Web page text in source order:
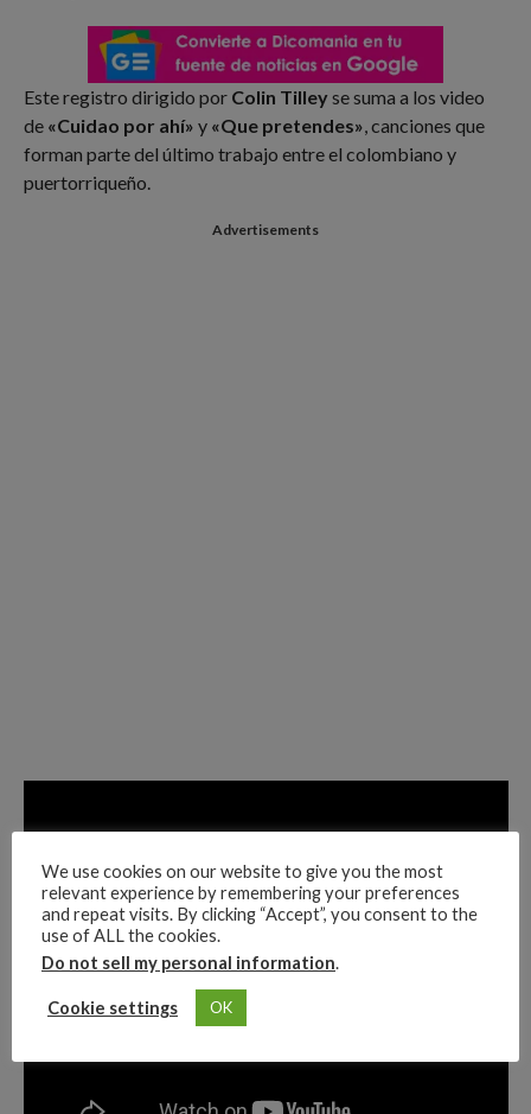
Este registro dirigido por Colin Tilleyse suma a los video
de «Cuidao por ahí» y «Que pretendes», canciones que
forman parte del último trabajo entre el colombiano y
puertorriqueño.
Advertisements
We use cookies on our website to give you the most
relevant experience by remembering your preferences
and repeat visits. By clicking “Accept”, you consent to the
use of ALL the cookies.
Do not sell my personal information.
Cookie settings OK